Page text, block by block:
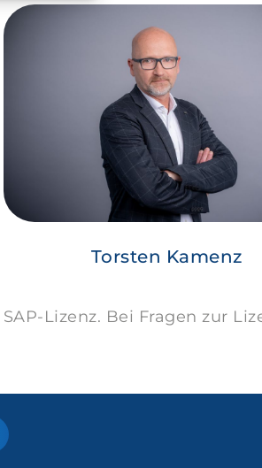
Torsten Kamenz
Lizenz. Bei Fragen zur